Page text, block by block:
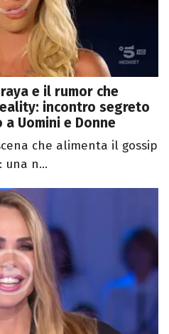
e il rumor che
incontro segreto
Uomini e Donne
che alimenta il gossip
una n...